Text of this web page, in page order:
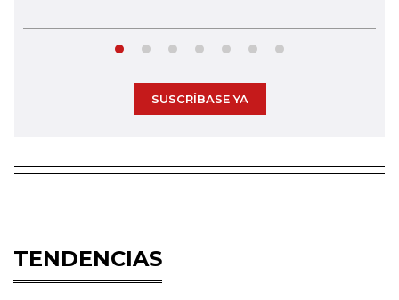
SUSCRÍBASE YA
TENDENCIAS